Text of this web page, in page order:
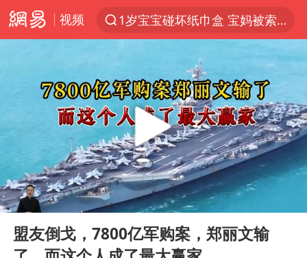
视频
1岁宝宝碰坏纸巾盒 宝妈被索赔924元
Meta被判支付5.67亿美元
47岁妈妈突然产女 26岁女儿：很震惊
阿根廷足协发文力挺因凡蒂诺
中国稀土盘中涨停
A股开盘：民爆、CPO等概念走强
21楼高空抛物嫌疑人被拘留
Play
00:00
盟友倒戈，7800亿军购案，郑丽文输